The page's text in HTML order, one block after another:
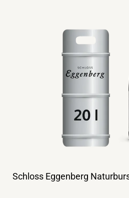
Schloss Eggenberg